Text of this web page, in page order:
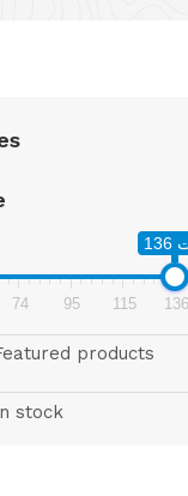
74 95 115 136
products
stock